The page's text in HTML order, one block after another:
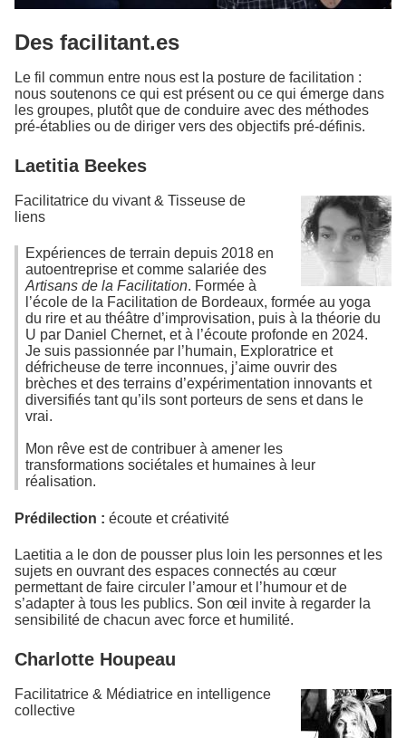
Des facilitant.es
Le fil commun entre nous est la posture de facilitation :
nous soutenons ce qui est présent ou ce qui émerge dans
les groupes, plutôt que de conduire avec des méthodes
pré-établies ou de diriger vers des objectifs pré-définis.
Laetitia Beekes
Facilitatrice du vivant & Tisseuse de
liens
Expériences de terrain depuis 2018 en
autoentreprise et comme salariée des
Artisans de la Facilitation. Formée à
l’école de la Facilitation de Bordeaux, formée au yoga
du rire et au théâtre d’improvisation, puis à la théorie du
U par Daniel Chernet, et à l’écoute profonde en 2024.
Je suis passionnée par l’humain, Exploratrice et
défricheuse de terre inconnues, j’aime ouvrir des
brèches et des terrains d’expérimentation innovants et
diversifiés tant qu’ils sont porteurs de sens et dans le
vrai.
Mon rêve est de contribuer à amener les
transformations sociétales et humaines à leur
réalisation.
Prédilection : écoute et créativité
Laetitia a le don de pousser plus loin les personnes et les
sujets en ouvrant des espaces connectés au cœur
permettant de faire circuler l’amour et l’humour et de
s’adapter à tous les publics. Son œil invite à regarder la
sensibilité de chacun avec force et humilité.
Charlotte Houpeau
Facilitatrice & Médiatrice en intelligence
collective